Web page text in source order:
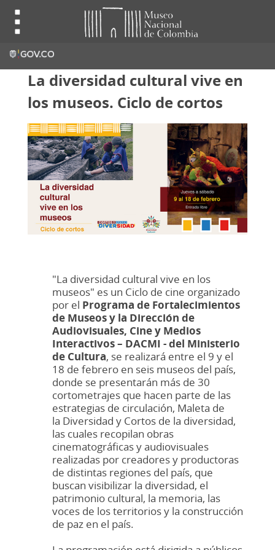
La diversidad cultural vive en
los museos. Ciclo de cortos
"La diversidad cultural vive en los
museos" es un Ciclo de cine organizado
por el Programa de Fortalecimientos
de Museos y la Dirección de
Audiovisuales, Cine y Medios
Interactivos – DACMI - del Ministerio
de Cultura, se realizará entre el 9 y el
18 de febrero en seis museos del país,
donde se presentarán más de 30
cortometrajes que hacen parte de las
estrategias de circulación, Maleta de
la Diversidad y Cortos de la diversidad,
las cuales recopilan obras
cinematográficas y audiovisuales
realizadas por creadores y productoras
de distintas regiones del país, que
buscan visibilizar la diversidad, el
patrimonio cultural, la memoria, las
voces de los territorios y la construcción
de paz en el país.